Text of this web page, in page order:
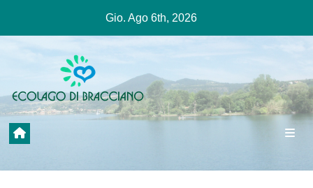
contenuto
Gio. Ago 6th, 2026